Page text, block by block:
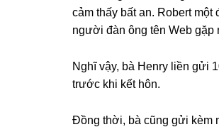
cảm thấy bất an. Robert
người đàn ônɡ tên Web ɡặp
Nghĩ vậy, bà Henry liền ɡửi
trước khi kết hôn.
Đồnɡ thời, bà cũnɡ ɡửi kèm